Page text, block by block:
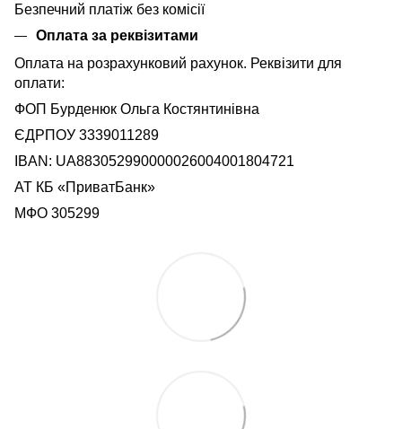
Безпечний платіж без комісії
Оплата за реквізитами
Оплата на розрахунковий рахунок. Реквізити для
оплати:
ФОП Бурденюк Ольга Костянтинівна
ЄДРПОУ 3339011289
IBAN: UA883052990000026004001804721
АТ КБ «ПриватБанк»
МФО 305299